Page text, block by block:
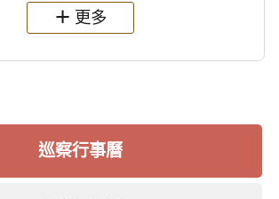
過世後，總統府於89年間函請其家屬
繼續留住
更多
巡察行事曆